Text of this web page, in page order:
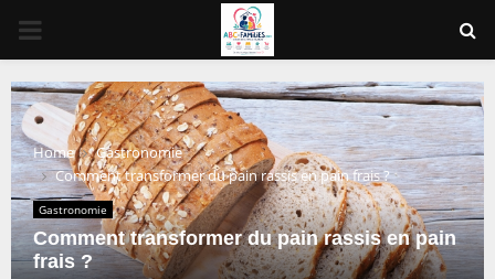
PRIMARY
MENU
Home
Gastronomie
Comment transformer du pain rassis en pain frais ?
Gastronomie
Comment transformer du pain rassis en pain
frais ?